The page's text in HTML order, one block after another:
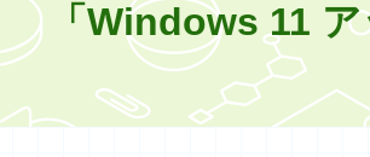
国語
「Windows 11